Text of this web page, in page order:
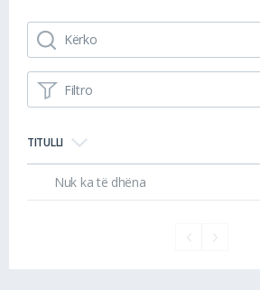
Filtro
TITULLI
Nuk ka të dhëna